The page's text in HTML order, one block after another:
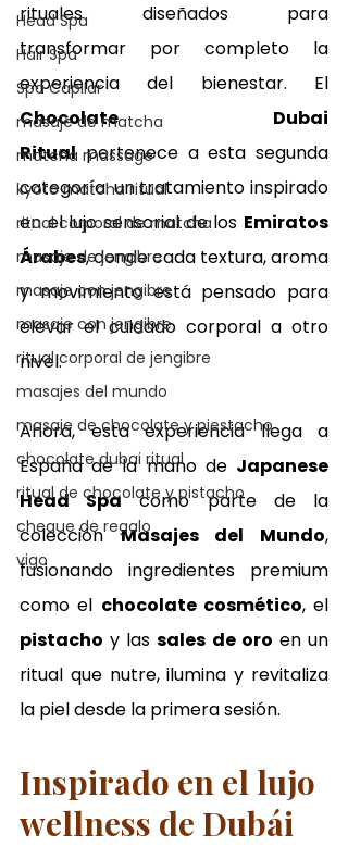
Head Spa
Hair Spa
Spa Capilar
masaje de matcha
matcha massage
kyoto matcha ritual
ritual corporal de matcha
masaje de jengibre
masaje con jengibre
masaje con jengibre
ritual corporal de jengibre
masajes del mundo
masaje de chocolate y piestacho
chocolate dubai ritual
ritual de chocolate y pistacho
cheque de regalo
vigo
rituales diseñados para
transformar por completo la
Chocolate Dubai
Ritual pertenece a esta segunda
categoría: un tratamiento inspirado
en el lujo sensorial de los Emiratos
Árabes, donde cada textura, aroma
y movimiento está pensado para
elevar el cuidado corporal a otro
nivel.
Ahora, esta experiencia llega a
España de la mano de Japanese
Head Spa como parte de la
colección Masajes del Mundo,
fusionando ingredientes premium
como el chocolate cosmético
pistacho y las sales de oro en un
ritual que nutre, ilumina y revitaliza
la piel desde la primera sesión.
Inspirado en el lujo
wellness de Dubái